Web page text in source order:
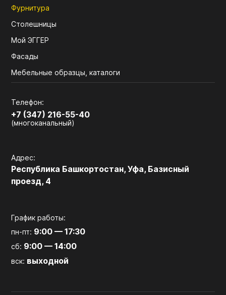
Фурнитура
Столешницы
Мой ЭГГЕР
Фасады
Мебельные образцы, каталоги
Телефон:
+7 (347) 216-55-40
(многоканальный)
Адрес:
Республика Башкортостан, Уфа, Базисный
проезд, 4
График работы:
пн-пт: 9:00 — 17:30
сб: 9:00 — 14:00
вск: выходной